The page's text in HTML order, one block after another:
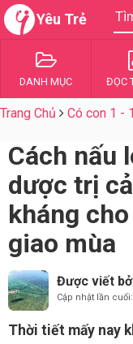
Yêu Trẻ
DANH MỤC ĐỌC
Trang Chủ Có con 1 -
Cách nấu
dược trị
kháng
giao mùa
Được viết
Cập nhật lần
Thời tiết mấy nay